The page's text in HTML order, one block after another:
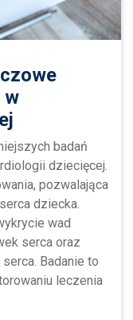
w
badań
dziecięcej.
pozwalająca
dziecka.
wad
serca oraz
Badanie to
leczenia